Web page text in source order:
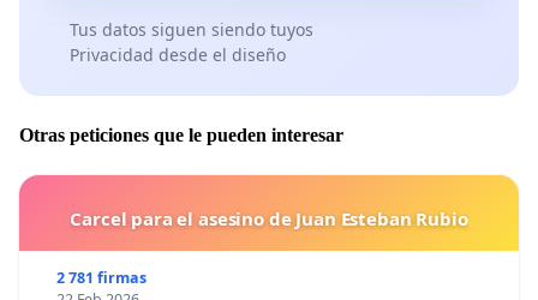
Tus datos siguen siendo tuyos
Privacidad desde el diseño
Otras peticiones que le pueden interesar
Carcel para el asesino de Juan Esteban Rubio
2 781 firmas